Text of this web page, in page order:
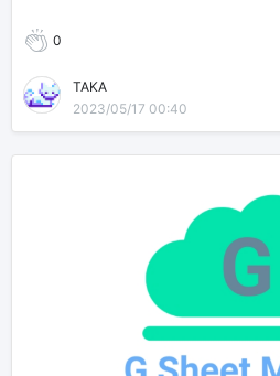
0
TAKA
2023/05/17 00:40